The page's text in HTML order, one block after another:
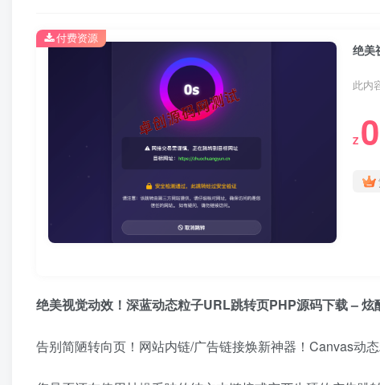
此内
Z
付费资源
绝美视觉动效！深蓝动态粒子URL跳转页PHP源码下载 –
告别简陋转向页！网站内链/广告链接焕新神器！Canvas动